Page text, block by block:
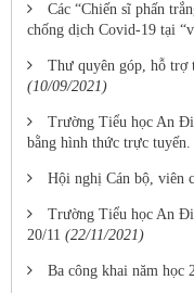
Các “Chiến sĩ phấn
chống dịch Covid-19 tại
Thư quyên góp, hỗ trợ
(10/09/2021)
Trường Tiểu học An
bằng hình thức trực tuyến.
Hội nghị Cán bộ, viên
Trường Tiểu học An
20/11 (22/11/2021)
Ba công khai năm học